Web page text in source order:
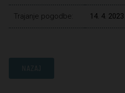
Trajanje pogodbe: 14. 4. 2023
NAZAJ